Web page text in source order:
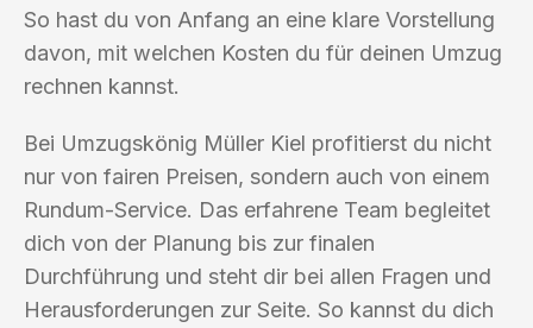
So hast du von Anfang an eine klare Vorstellung
davon, mit welchen Kosten du für deinen Umzug
rechnen kannst.
Bei Umzugskönig Müller Kiel profitierst du nicht
nur von fairen Preisen, sondern auch von einem
Rundum-Service. Das erfahrene Team begleitet
dich von der Planung bis zur finalen
Durchführung und steht dir bei allen Fragen und
Herausforderungen zur Seite. So kannst du dich